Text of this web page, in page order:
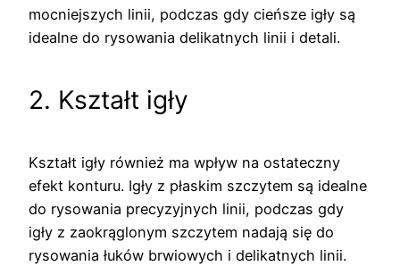
mocniejszych linii, podczas gdy cieńsze igły są
idealne do rysowania delikatnych linii i detali.
2. Kształt igły
Kształt igły również ma wpływ na ostateczny
efekt konturu. Igły z płaskim szczytem są idealne
do rysowania precyzyjnych linii, podczas gdy
igły z zaokrąglonym szczytem nadają się do
rysowania łuków brwiowych i delikatnych linii.